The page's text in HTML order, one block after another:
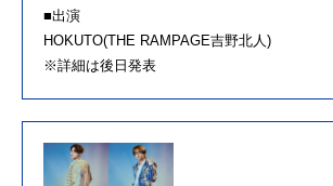
■出演
HOKUTO(THE RAMPAGE吉野北人)
※詳細は後日発表